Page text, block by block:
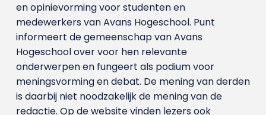
en opinievorming voor studenten en
medewerkers van Avans Hoge­school. Punt
informeert de gemeenschap van Avans
Hogeschool over voor hen relevante
onderwerpen en fungeert als podium voor
meningsvorming en debat. De mening van derden
is daarbij niet noodzakelijk de mening van de
redactie. Op de website vinden lezers ook